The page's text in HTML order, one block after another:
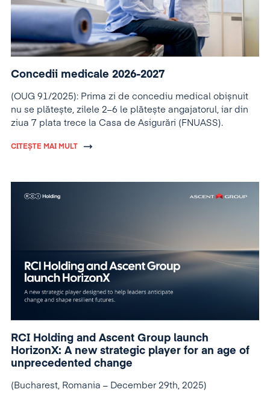
Concedii medicale 2026-2027
(OUG 91/2025): Prima zi de concediu medical obișnuit
nu se plătește, zilele 2–6 le plătește angajatorul, iar din
ziua 7 plata trece la Casa de Asigurări (FNUASS).
CITEȘTE MAI MULT
RCI Holding and Ascent Group launch
HorizonX: A new strategic player for an age of
unprecedented change
(Bucharest, Romania – December 29th, 2025)